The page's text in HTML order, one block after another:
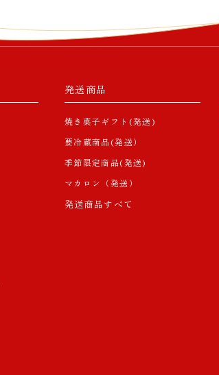
発送商品
焼き菓子ギフト(発送)
要冷蔵商品(発送）
季節限定商品(発送)
マカロン（発送）
発送商品すべて